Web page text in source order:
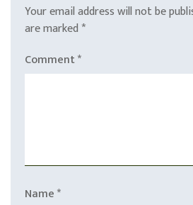
Your email address will not be
are marked *
Comment*
Name*